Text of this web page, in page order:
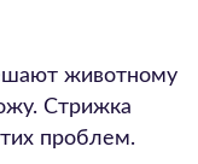
животному
Стрижка
проблем.